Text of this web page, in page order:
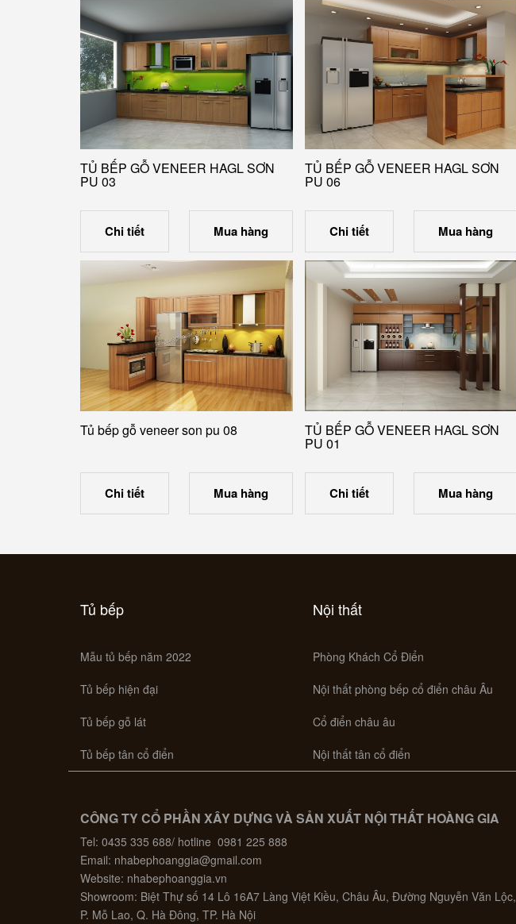
TỦ BẾP GỖ VENEER HAGL SƠN
PU 03
Chi tiết Mua hàng
TỦ BẾP GỖ VENEER HAGL SƠN
PU 06
Chi tiết Mua hàng
Tủ bếp gỗ veneer son pu 08
Chi tiết Mua hàng
TỦ BẾP GỖ VENEER HAGL SƠN
PU 01
Chi tiết Mua hàng
Tủ bếp
Mẫu tủ bếp năm 2022
Tủ bếp hiện đại
Tủ bếp gỗ lát
Tủ bếp tân cổ điển
Nội thất
Phòng Khách Cổ Điển
Nội thất phòng bếp cổ điển châu Âu
Cổ điển châu âu
Nội thất tân cổ điển
CÔNG TY CỔ PHẦN XÂY DỰNG VÀ SẢN XUẤT NỘI THẤT HOÀNG GIA
Tel: 0435 335 688/ hotline 0981 225 888
Email: nhabephoanggia@gmail.com
Website: nhabephoanggia.vn
Showroom: Biệt Thự số 14 Lô 16A7 Làng Việt Kiều, Châu Âu, Đường Nguyễn Văn Lộc,
P. Mỗ Lao, Q. Hà Đông, TP. Hà Nội